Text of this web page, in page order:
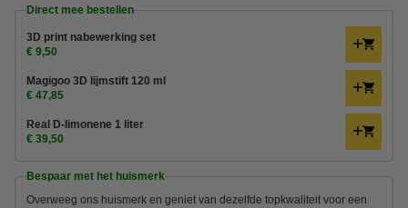
Direct mee bestellen
3D print nabewerking set
€ 9,50
Magigoo 3D lijmstift 120 ml
€ 47,85
Real D-limonene 1 liter
€ 39,50
Bespaar met het huismerk
Overweeg ons huismerk en geniet van dezelfde topkwaliteit voor een